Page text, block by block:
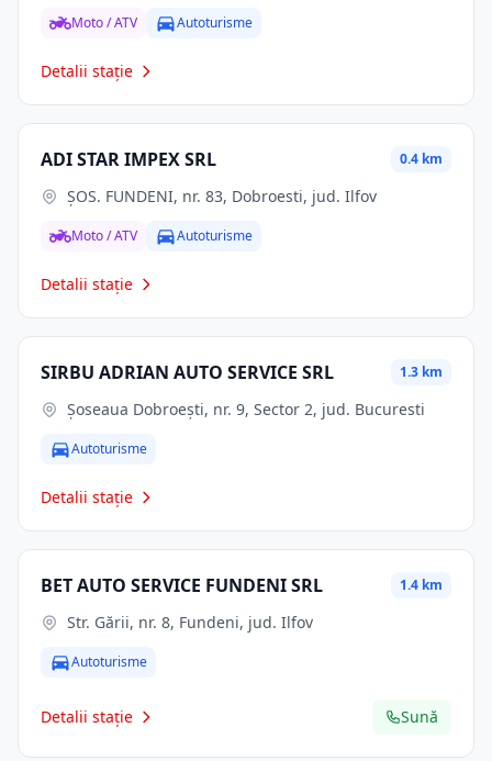
Moto / ATV Autoturisme
Detalii stație
ADI STAR IMPEX SRL 0.4 km
ŞOS. FUNDENI, nr. 83, Dobroesti, jud. Ilfov
Moto / ATV Autoturisme
Detalii stație
SIRBU ADRIAN AUTO SERVICE SRL 1.3 km
Șoseaua Dobroești, nr. 9, Sector 2, jud. Bucuresti
Autoturisme
Detalii stație
BET AUTO SERVICE FUNDENI SRL 1.4 km
Str. Gării, nr. 8, Fundeni, jud. Ilfov
Autoturisme
Detalii stație Sună